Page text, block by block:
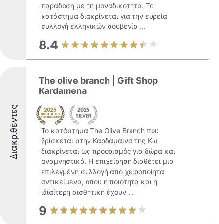
παράδοση με τη μοναδικότητα. Το
κατάστημα διακρίνεται για την ευρεία
συλλογή ελληνικών σουβενίρ ...
8.4
Διακριθέντες
The olive branch | Gift Shop
Kardamena
Το κατάστημα The Olive Branch που
βρίσκεται στην Καρδάμαινα της Κω
διακρίνεται ως προορισμός για δώρα και
αναμνηστικά. Η επιχείρηση διαθέτει μια
επιλεγμένη συλλογή από χειροποίητα
αντικείμενα, όπου η ποιότητα και η
ιδιαίτερη αισθητική έχουν ...
9